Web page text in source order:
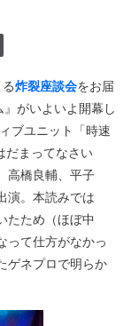
炸裂座談会をお届
がいよいよ開幕し
ブユニット「時速
だまってなさい
高橋良輔、平子
演。本読みでは
たため（ほぼ中
って仕方がなかっ
ゲネプロで明らか